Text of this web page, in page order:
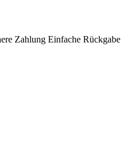
Zahlung Einfache Rückgabe